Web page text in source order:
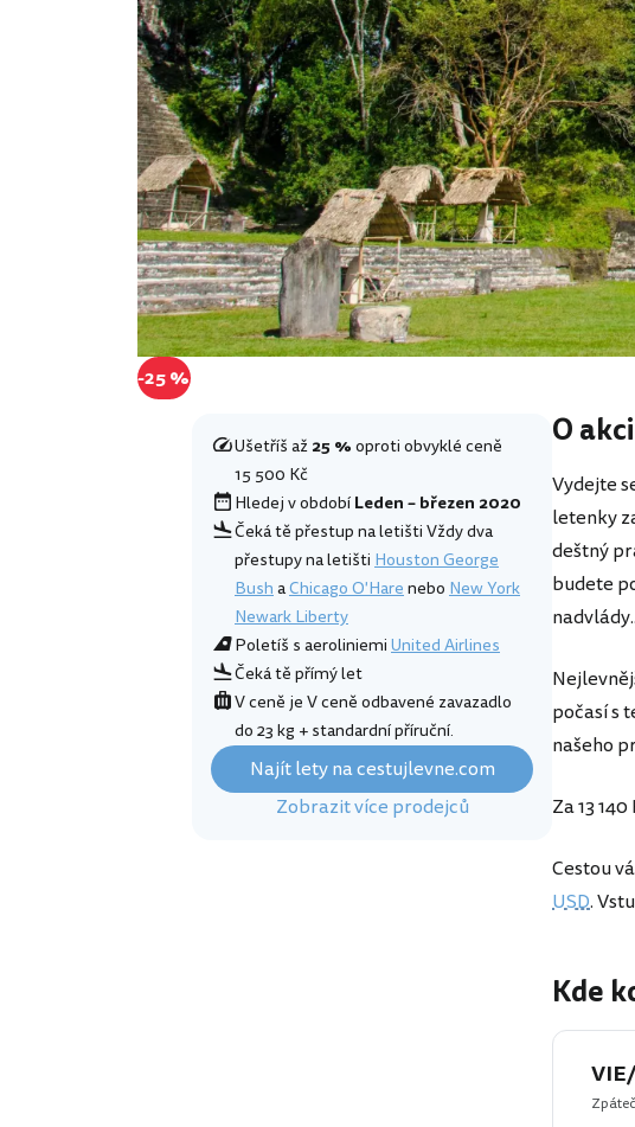
-25 %
Ušetříš až25 %oproti obvyklé ceně
15 500 Kč
Hledej v obdobíLeden – březen 2020
Čeká tě přestup na letišti Vždy dva
přestupy na letištiHouston George
BushaChicago O'HareneboNew York
Newark Liberty
Poletíš s aeroliniemiUnited Airlines
Čeká tě přímý let
V ceně je V ceně odbavené zavazadlo
do 23 kg + standardní příruční.
Najít lety na cestujlevne.com
Zobrazit více prodejců
O akci
Vydejte
letenky
deštný
budete
počasí s
našeho
Za 13
Cestou
USD.
Kde